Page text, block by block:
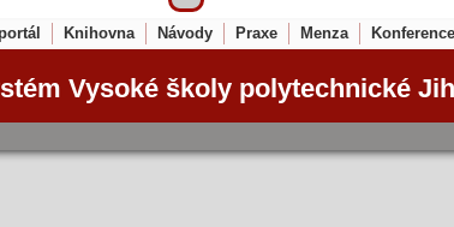
Knihovna Návody Praxe Menza Konference
Vysoké školy polytechnické